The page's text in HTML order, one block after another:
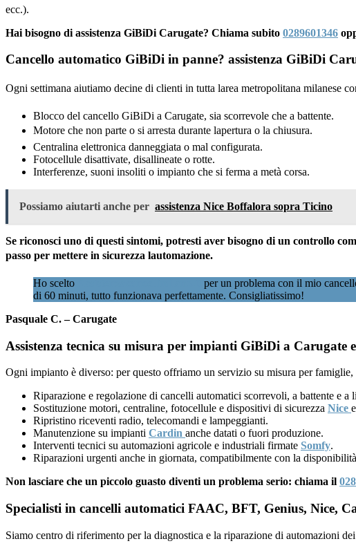
ecc.).
Hai bisogno di assistenza GiBiDi Carugate? Chiama subito 0289601346
Cancello automatico GiBiDi in panne? assistenza GiBiDi
Ogni settimana aiutiamo decine di clienti in tutta larea metropolitana milanese
Blocco del cancello GiBiDi a Carugate, sia scorrevole che a battente.
Motore che non parte o si arresta durante lapertura o la chiusura.
Centralina elettronica danneggiata o mal configurata.
Fotocellule disattivate, disallineate o rotte.
Interferenze, suoni insoliti o impianto che si ferma a metà corsa.
Possiamo aiutarti anche per assistenza Nice Boffalora sopra Ticino
Se riconosci uno di questi sintomi, potresti aver bisogno di un controllo
passo per mettere in sicurezza lautomazione.
Ho scelto
per un problema con il mio
di 60 minuti, tutto funzionava perfettamente. Consigliatissimo!
Pasquale C. – Carugate
Assistenza tecnica su misura per impianti GiBiDi a Carugate
Ogni impianto è diverso: per questo offriamo un servizio su misura per
Riparazione e regolazione di cancelli automatici scorrevoli, a battente e a
Sostituzione motori, centraline, fotocellule e dispositivi di sicurezza Nice e
Ripristino riceventi radio, telecomandi e lampeggianti.
Manutenzione su impianti Cardin anche datati o fuori produzione.
Interventi tecnici su automazioni agricole e industriali firmate Somfy.
Riparazioni urgenti anche in giornata, compatibilmente con la
Non lasciare che un piccolo guasto diventi un problema serio: chiama il
Specialisti in cancelli automatici FAAC, BFT, Genius, Nice,
Siamo centro di riferimento per la diagnostica e la riparazione di automazioni